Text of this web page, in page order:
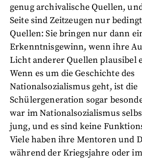
genug archivalische Quellen,
Seite sind Zeitzeugen nur
Quellen: Sie bringen nur dann
Erkenntnisgewinn, wenn ihre
Licht anderer Quellen plausibel
Wenn es um die Geschichte des
Nationalsozialismus geht, ist die
Schülergeneration sogar
war im Nationalsozialismus
jung, und es sind keine
Viele haben ihre Mentoren und
während der Kriegsjahre oder im